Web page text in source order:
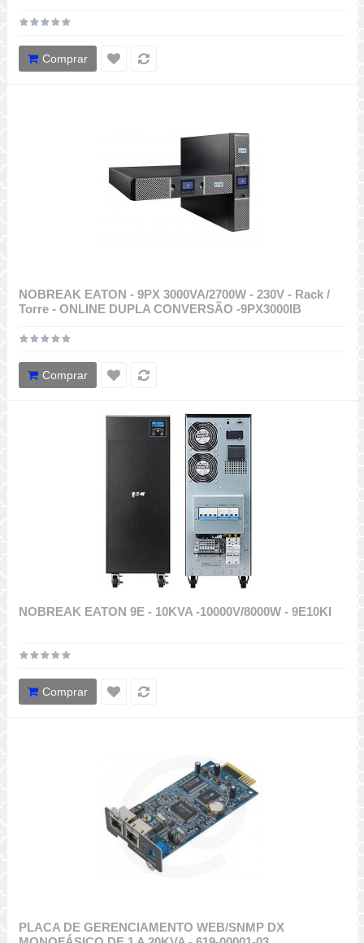
Comprar
NOBREAK EATON - 9PX 3000VA/2700W - 230V - Rack /
Torre - ONLINE DUPLA CONVERSÃO -9PX3000IB
Comprar
NOBREAK EATON 9E - 10KVA -10000V/8000W - 9E10KI
Comprar
PLACA DE GERENCIAMENTO WEB/SNMP DX